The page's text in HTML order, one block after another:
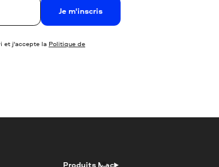
Je m'inscris
et j'accepte la Politique de